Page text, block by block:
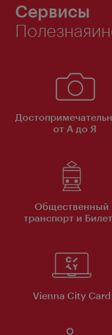
Сервисы
от А до Я
Общественный
транспорт и
Vienna City Card